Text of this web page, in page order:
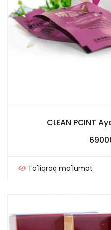
CLEAN POINT
To'liqroq ma'lumot